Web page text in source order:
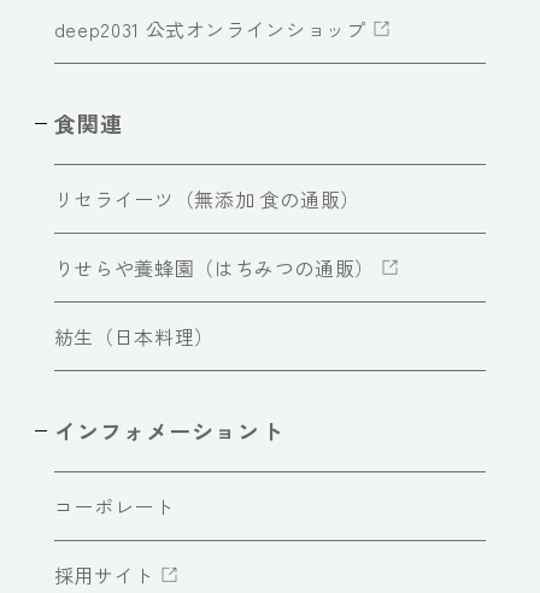
deep2031 公式オンラインショップ
食関連
リセライーツ（無添加 食の通販）
りせらや養蜂園（はちみつの通販）
紡生（日本料理）
インフォメーショント
コーポレート
採用サイト